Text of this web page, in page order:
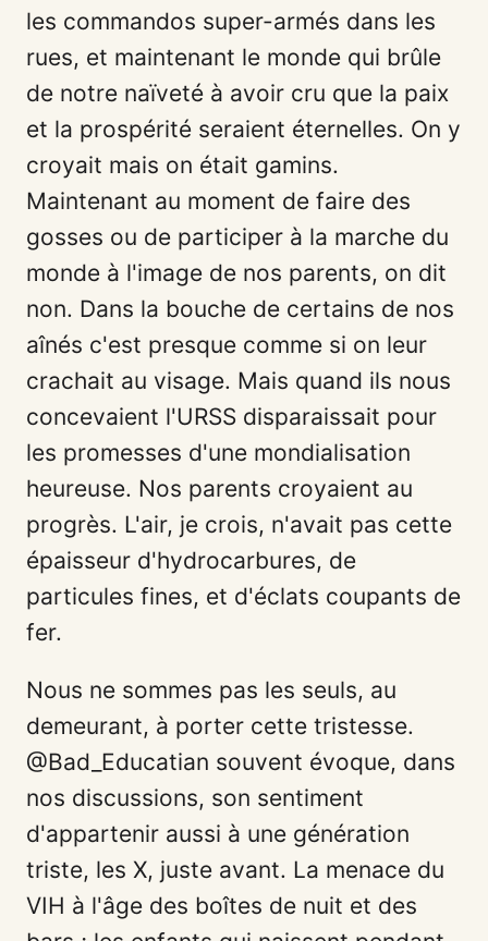
les commandos super-armés dans les
rues, et maintenant le monde qui brûle
de notre naïveté à avoir cru que la paix
et la prospérité seraient éternelles. On y
croyait mais on était gamins.
Maintenant au moment de faire des
gosses ou de participer à la marche du
monde à l'image de nos parents, on dit
non. Dans la bouche de certains de nos
aînés c'est presque comme si on leur
crachait au visage. Mais quand ils nous
concevaient l'URSS disparaissait pour
les promesses d'une mondialisation
heureuse. Nos parents croyaient au
progrès. L'air, je crois, n'avait pas cette
épaisseur d'hydrocarbures, de
particules fines, et d'éclats coupants de
fer.
Nous ne sommes pas les seuls, au
demeurant, à porter cette tristesse.
@Bad_Educatian souvent évoque, dans
nos discussions, son sentiment
d'appartenir aussi à une génération
triste, les X, juste avant. La menace du
VIH à l'âge des boîtes de nuit et des